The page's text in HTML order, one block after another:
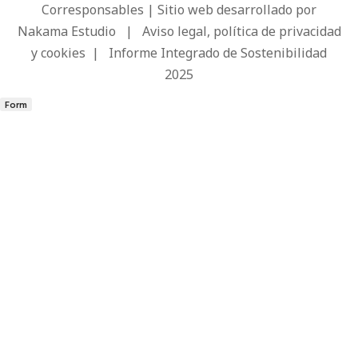
Corresponsables | Sitio web desarrollado por
Nakama Estudio | Aviso legal, política de privacidad
y cookies | Informe Integrado de Sostenibilidad
2025
Form